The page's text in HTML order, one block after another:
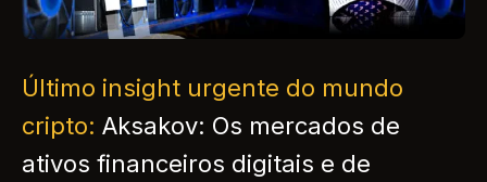
Último insight urgente do mundo
cripto: Aksakov: Os mercados de
ativos financeiros digitais e de